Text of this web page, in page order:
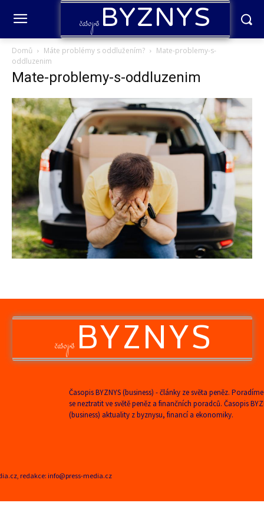
časopisBYZNYS
Domů Máte problémy s oddlužením?
Mate-problemy-s-
oddluzenim
Mate-problemy-s-oddluzenim
časopisBYZNYS
Časopis BYZNYS (business) - články ze světa peněz.
se neztratit ve světě peněz a finančních poradců. Časopis
(business) aktuality z byznysu, financí a ekonomiky.
redakce: info@press-media.cz